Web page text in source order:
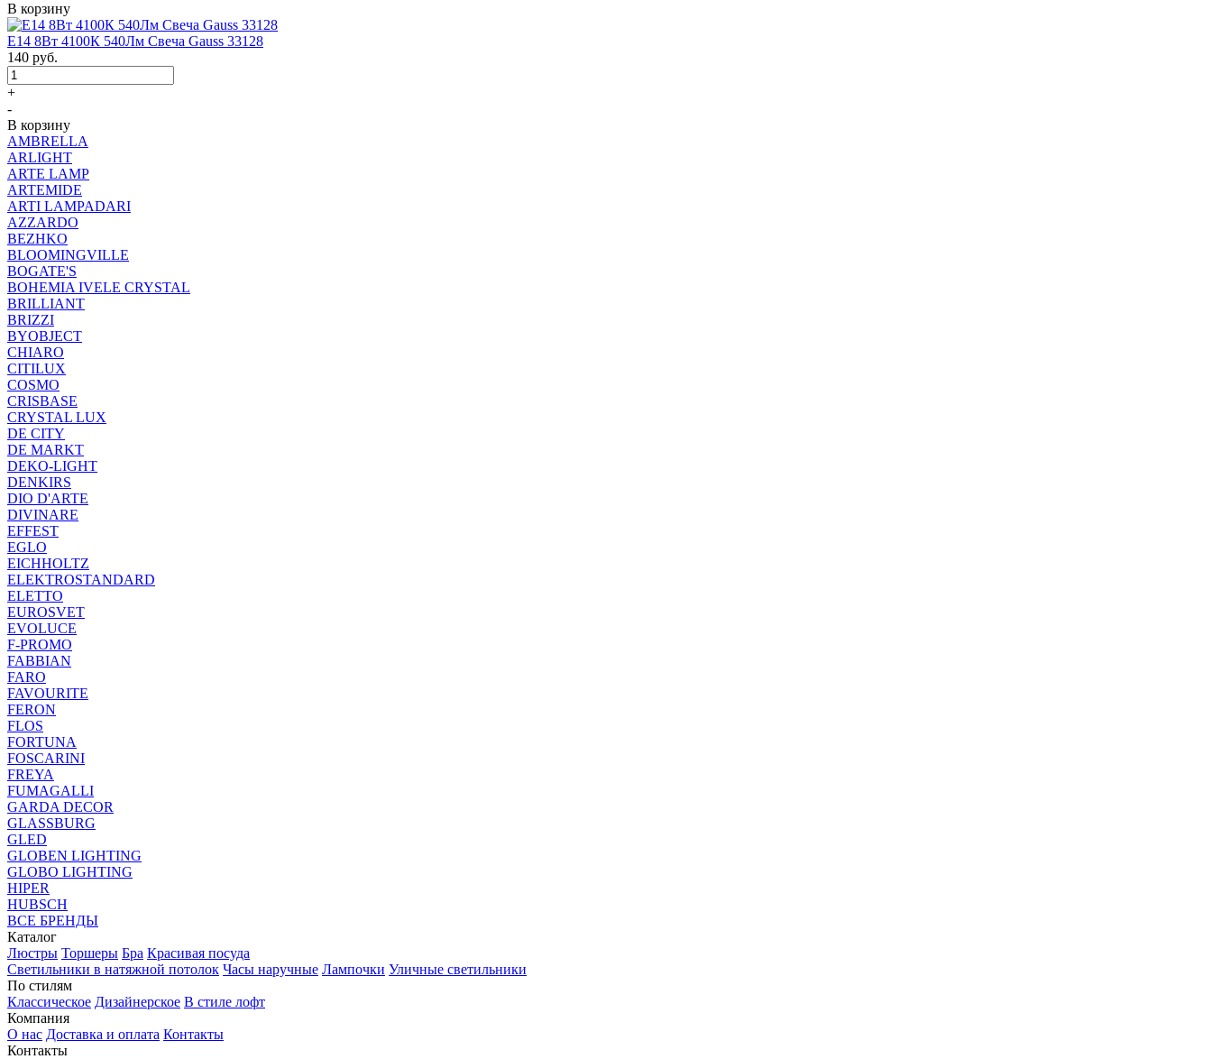
В корзину
Е14 8Вт 4100К 540Лм Свеча Gauss 33128
140 руб.
+
-
В корзину
AMBRELLA
ARLIGHT
ARTE LAMP
ARTEMIDE
ARTI LAMPADARI
AZZARDO
BEZHKO
BLOOMINGVILLE
BOGATE'S
BOHEMIA IVELE CRYSTAL
BRILLIANT
BRIZZI
BYOBJECT
CHIARO
CITILUX
COSMO
CRISBASE
CRYSTAL LUX
DE CITY
DE MARKT
DEKO-LIGHT
DENKIRS
DIO D'ARTE
DIVINARE
EFFEST
EGLO
EICHHOLTZ
ELEKTROSTANDARD
ELETTO
EUROSVET
EVOLUCE
F-PROMO
FABBIAN
FARO
FAVOURITE
FERON
FLOS
FORTUNA
FOSCARINI
FREYA
FUMAGALLI
GARDA DECOR
GLASSBURG
GLED
GLOBEN LIGHTING
GLOBO LIGHTING
HIPER
HUBSCH
ВСЕ БРЕНДЫ
Каталог
Люстры Торшеры Бра Красивая посуда
Светильники в натяжной потолок Часы наручные Лампочки Уличные светильники
По стилям
Классическое Дизайнерское В стиле лофт
Компания
О нас Доставка и оплата Контакты
Контакты